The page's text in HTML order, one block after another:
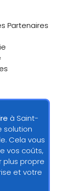
Partenaires
à Saint-
solution
Cela vous
vos coûts,
plus propre
et votre